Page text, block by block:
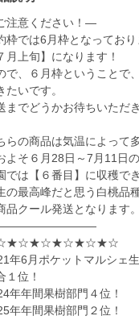
注意ください！—
枠では6月枠となってお
月上旬】になります！
で、６月枠ということで
たいです。
までどうかお待ちいただ
らの商品は気温によって
よそ６月28日～7月11日
では【６番目】に収穫で
の最高峰だと思う白桃品
品クール発送となります。
年6月ポケットマルシェ
１位！
年年間果樹部門４位！
年年間果樹部門２位！